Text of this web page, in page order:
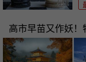
高市早苗又作妖